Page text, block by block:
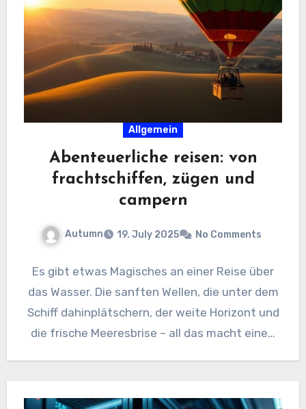
Allgemein
Abenteuerliche reisen: von
frachtschiffen, zügen und
campern
Autumn 19. July 2025 No Comments
Es gibt etwas Magisches an einer Reise über
das Wasser. Die sanften Wellen, die unter dem
Schiff dahinplätschern, der weite Horizont und
die frische Meeresbrise – all das macht eine…